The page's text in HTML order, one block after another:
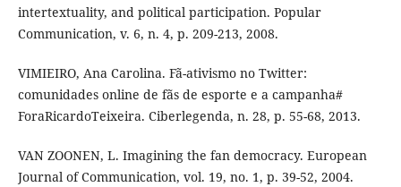
intertextuality, and political participation. Popular
Communication, v. 6, n. 4, p. 209-213, 2008.
VIMIEIRO, Ana Carolina. Fã-ativismo no Twitter:
comunidades online de fãs de esporte e a campanha#
ForaRicardoTeixeira. Ciberlegenda, n. 28, p. 55-68, 2013.
VAN ZOONEN, L. Imagining the fan democracy. European
Journal of Communication, vol. 19, no. 1, p. 39-52, 2004.